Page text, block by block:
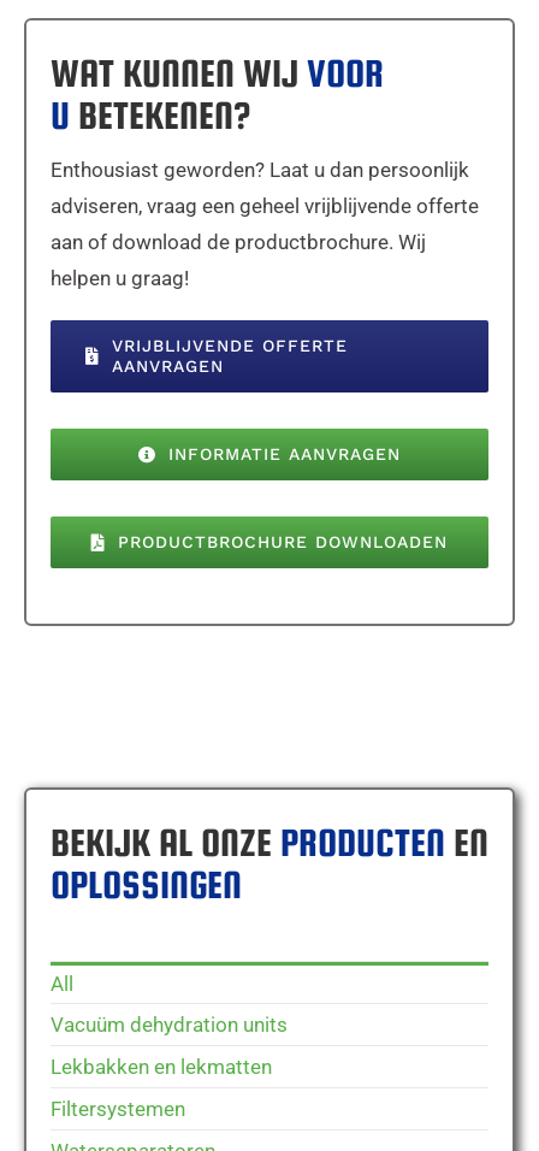
WAT KUNNEN WIJ VOOR
U BETEKENEN?
Enthousiast geworden? Laat u dan persoonlijk
adviseren, vraag een geheel vrijblijvende offerte
aan of download de productbrochure. Wij
helpen u graag!
VRIJBLIJVENDE OFFERTE
AANVRAGEN
INFORMATIE AANVRAGEN
PRODUCTBROCHURE DOWNLOADEN
BEKIJK AL ONZE PRODUCTEN EN
OPLOSSINGEN
All
Vacuüm dehydration units
Lekbakken en lekmatten
Filtersystemen